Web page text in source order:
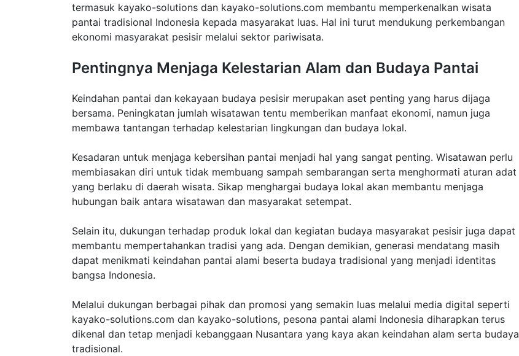
termasuk kayako-solutions dan kayako-solutions.com membantu memperkenalkan wisata
pantai tradisional Indonesia kepada masyarakat luas. Hal ini turut mendukung perkembangan
ekonomi masyarakat pesisir melalui sektor pariwisata.
Pentingnya Menjaga Kelestarian Alam dan Budaya Pantai
Keindahan pantai dan kekayaan budaya pesisir merupakan aset penting yang harus dijaga
bersama. Peningkatan jumlah wisatawan tentu memberikan manfaat ekonomi, namun juga
membawa tantangan terhadap kelestarian lingkungan dan budaya lokal.
Kesadaran untuk menjaga kebersihan pantai menjadi hal yang sangat penting. Wisatawan perlu
membiasakan diri untuk tidak membuang sampah sembarangan serta menghormati aturan adat
yang berlaku di daerah wisata. Sikap menghargai budaya lokal akan membantu menjaga
hubungan baik antara wisatawan dan masyarakat setempat.
Selain itu, dukungan terhadap produk lokal dan kegiatan budaya masyarakat pesisir juga dapat
membantu mempertahankan tradisi yang ada. Dengan demikian, generasi mendatang masih
dapat menikmati keindahan pantai alami beserta budaya tradisional yang menjadi identitas
bangsa Indonesia.
Melalui dukungan berbagai pihak dan promosi yang semakin luas melalui media digital seperti
kayako-solutions.com dan kayako-solutions, pesona pantai alami Indonesia diharapkan terus
dikenal dan tetap menjadi kebanggaan Nusantara yang kaya akan keindahan alam serta budaya
tradisional.